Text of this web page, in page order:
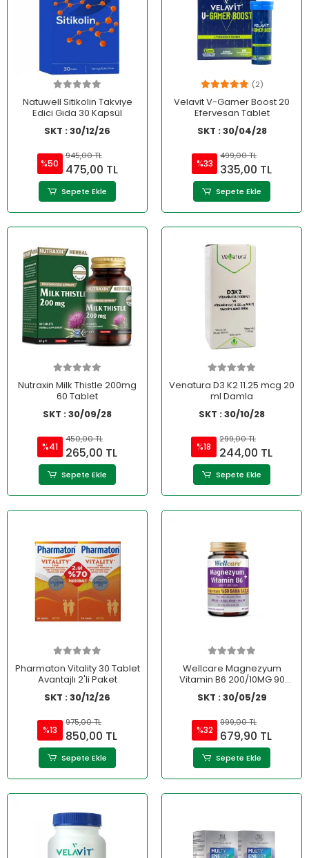
Natuwell Sitikolin Takviye
Edici Gıda 30 Kapsül
SKT : 30/12/26
%50
945,00 TL
475,00 TL
Sepete Ekle
(2)
Velavit V-Gamer Boost 20
Efervesan Tablet
SKT : 30/04/28
%33
499,00 TL
335,00 TL
Sepete Ekle
Nutraxin Milk Thistle 200mg
60 Tablet
SKT : 30/09/28
%41
450,00 TL
265,00 TL
Sepete Ekle
Venatura D3 K2 11.25 mcg 20
ml Damla
SKT : 30/10/28
%18
299,00 TL
244,00 TL
Sepete Ekle
Pharmaton Vitality 30 Tablet
Avantajlı 2'li Paket
SKT : 30/12/26
%13
975,00 TL
850,00 TL
Sepete Ekle
Wellcare Magnezyum
Vitamin B6 200/10MG 90
Tablet
SKT : 30/05/29
%32
999,00 TL
679,90 TL
Sepete Ekle